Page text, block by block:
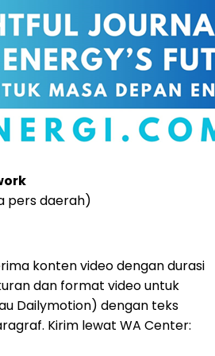
pers daerah)
konten video dengan durasi
dan format video untuk
Dailymotion) dengan teks
Kirim lewat WA Center: